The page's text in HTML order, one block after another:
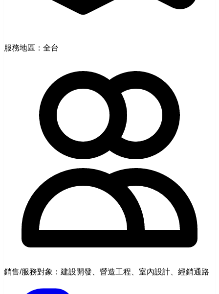
服務地區：全台
銷售/服務對象：建設開發、營造工程、室內設計、經銷通路